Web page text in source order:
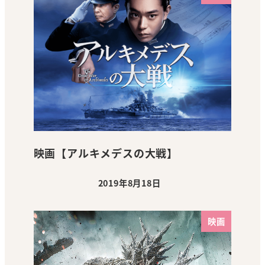
映画【アルキメデスの大戦】
投稿日
2019年8月18日
映画